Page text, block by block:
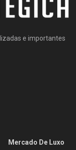
e importantes
Mercado De Luxo